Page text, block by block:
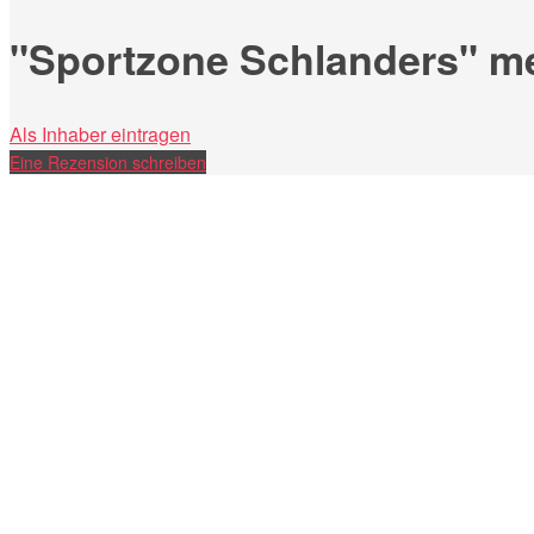
"Sportzone Schlanders"
Als Inhaber eintragen
Eine Rezension schreiben